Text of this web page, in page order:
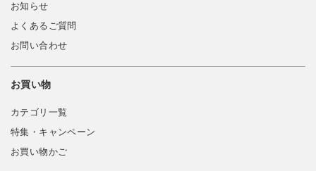
お知らせ
よくあるご質問
お問い合わせ
お買い物
カテゴリ一覧
特集・キャンペーン
お買い物かご